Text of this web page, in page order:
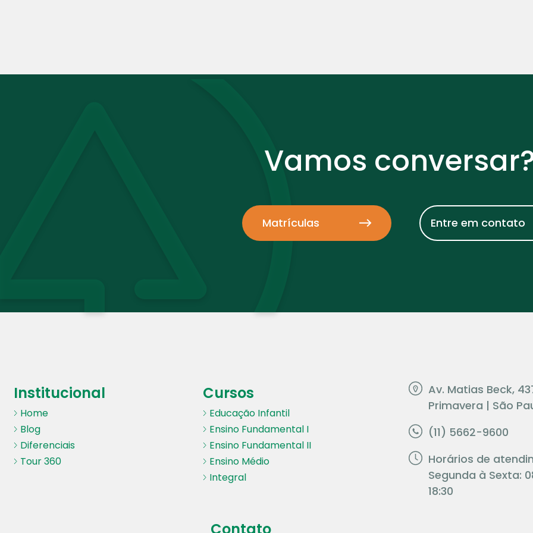
Vamos
Matrículas Entre em contato
Institucional
Home
Blog
Diferenciais
Tour 360
Cursos
Educação Infantil
Ensino Fundamental I
Ensino Fundamental II
Ensino Médio
Integral
Av. Matias Beck,
Primavera | São
(11) 5662-9600
Horários de
Segunda à Sexta:
18:30